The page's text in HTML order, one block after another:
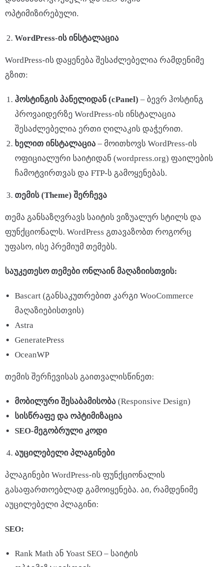
ოპტიმიზირებული.
WordPress-ის ინსტალაცია
WordPress-ის დაყენება შესაძლებელია რამდენიმე
გზით:
ჰოსტინგის პანელიდან (cPanel) – ბევრ ჰოსტინგ
პროვაიდერზე WordPress-ის ინსტალაცია
შესაძლებელია ერთი ღილაკის დაჭერით.
ხელით ინსტალაცია – მოითხოვს WordPress-ის
ოფიციალური საიტიდან (wordpress.org) ფაილების
ჩამოტვირთვას და FTP-ს გამოყენებას.
თემის (Theme) შერჩევა
თემა განსაზღვრავს საიტის ვიზუალურ სტილს და
ფუნქციონალს. WordPress გთავაზობთ როგორც
უფასო, ისე პრემიუმ თემებს.
საუკეთესო თემები ონლაინ მაღაზიისთვის:
Bascart (განსაკუთრებით კარგი WooCommerce
მაღაზიებისთვის)
Astra
GeneratePress
OceanWP
თემის შერჩევისას გაითვალისწინეთ:
მობილური შესაბამისობა (Responsive Design)
სისწრაფე და ოპტიმიზაცია
SEO-მეგობრული კოდი
აუცილებელი პლაგინები
პლაგინები WordPress-ის ფუნქციონალის
გასაფართოებლად გამოიყენება. აი, რამდენიმე
აუცილებელი პლაგინი:
SEO:
Rank Math ან Yoast SEO – საიტის